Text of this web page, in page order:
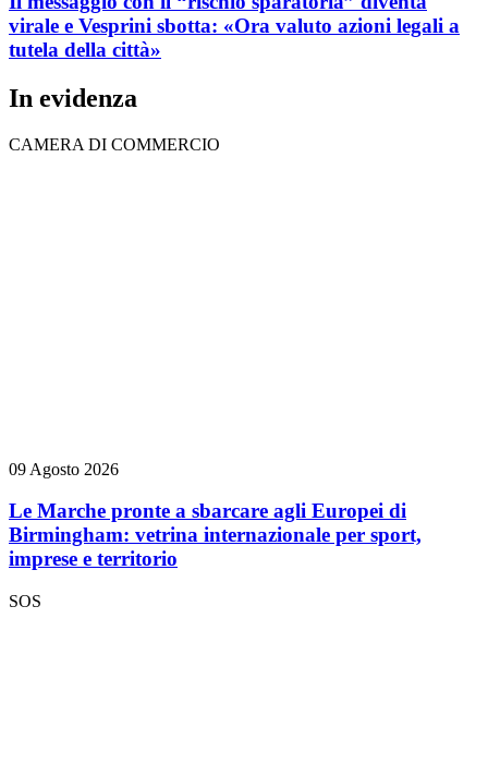
virale e Vesprini sbotta: «Ora valuto azioni legali a
tutela della città»
In evidenza
CAMERA DI COMMERCIO
09 Agosto 2026
Le Marche pronte a sbarcare agli Europei di
Birmingham: vetrina internazionale per sport,
imprese e territorio
SOS